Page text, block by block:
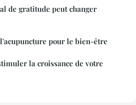
de gratitude peut changer
pour le bien-être
la croissance de votre